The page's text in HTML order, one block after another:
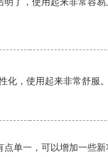
化，使用起来非常舒服。
点单一，可以增加一些